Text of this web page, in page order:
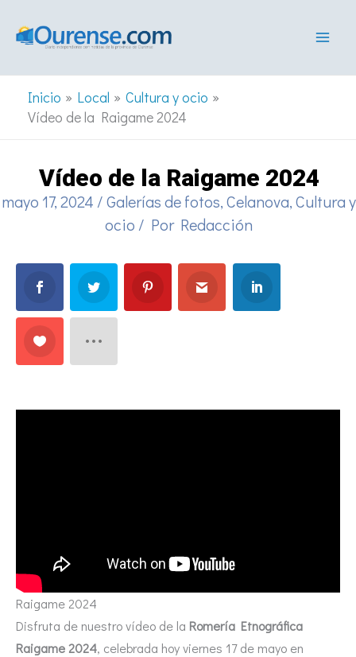
Inicio Local
Cultura y ocio
Vídeo de la Raigame 2024
Vídeo de la Raigame 2024
mayo 17, 2024 /Galerías de fotos,Celanova,Cultura y
ocio / Por Redacción
Raigame 2024
Disfruta de nuestro vídeo de la Romería Etnográfica
Raigame 2024, celebrada hoy viernes 17 de mayo en